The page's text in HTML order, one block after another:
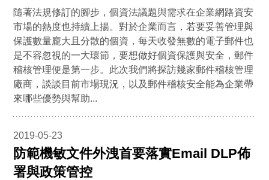
隨著法規修訂的腳步，個資法議題與需求在企業網路資安
市場的熱度也持續上揚。對於企業而言，若要妥善管理與
保護數量龐大且分散的個資，每天收發無數的電子郵件也
是不容忽視的一大環節，要想做好個資保護與安全，郵件
稽核管理便是第一步。此次我們將探訪幾家郵件稽核管理
廠商，談談目前市場現況，以及郵件稽核安全能為企業帶
來哪些優勢與幫助...
2019-05-23
防範機敏文件外洩首要落實Email DLP佈
署與政策管控